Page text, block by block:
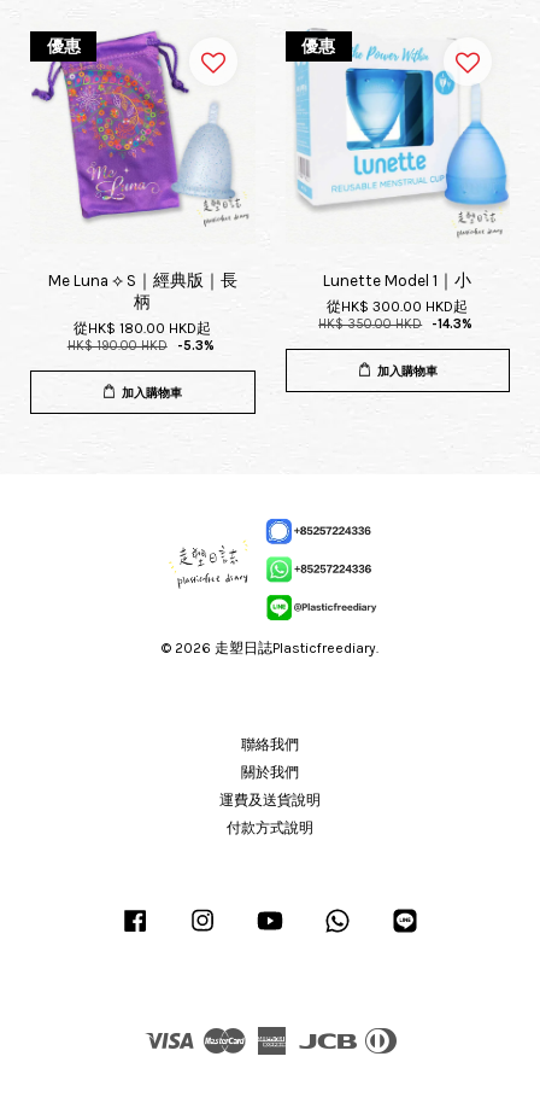
優惠
Me Luna ⟡ S｜經典版｜長
柄
從HK$ 180.00 HKD起
HK$ 190.00 HKD -5.3%
加入購物車
優惠
Lunette Model 1｜小
從HK$ 300.00 HKD起
HK$ 350.00 HKD -14.3%
加入購物車
© 2026 走塑日誌Plasticfreediary.
聯絡我們
關於我們
運費及送貨說明
付款方式說明
Facebook Instagram YouTube Whatsapp
Visa Master
American
JCB
Diners